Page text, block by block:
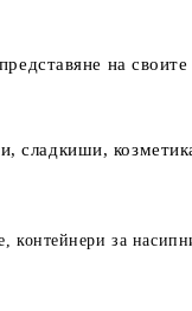
на
контейнери за